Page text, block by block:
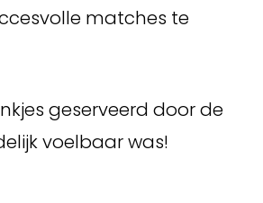
matches te
geserveerd door de
voelbaar was!